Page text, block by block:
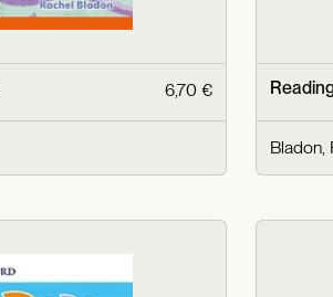
6,70 €
Bladon,